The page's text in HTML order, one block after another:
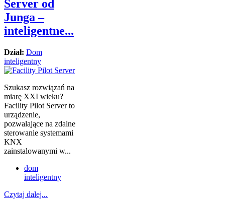
Server od
Junga –
inteligentne...
Dział: Dom
inteligentny
Szukasz rozwiązań na
miarę XXI wieku?
Facility Pilot Server to
urządzenie,
pozwalające na zdalne
sterowanie systemami
KNX
zainstalowanymi w...
dom
inteligentny
Czytaj dalej...